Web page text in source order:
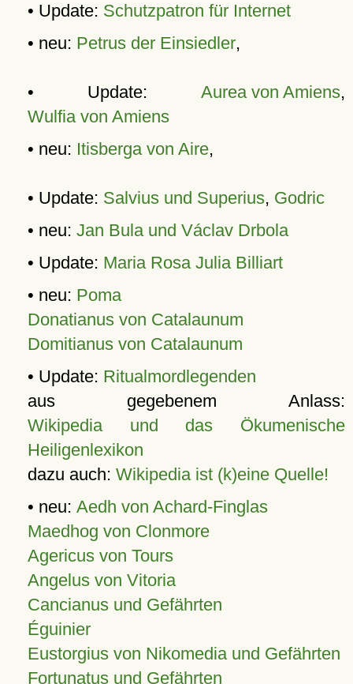
• Update: Schutzpatron für Internet
• neu: Petrus der Einsiedler,
• Update: Aurea von Amiens,
Wulfia von Amiens
• neu: Itisberga von Aire,
• Update: Salvius und Superius, Godric
• neu: Jan Bula und Václav Drbola
• Update: Maria Rosa Julia Billiart
• neu: Poma
Donatianus von Catalaunum
Domitianus von Catalaunum
• Update: Ritualmordlegenden
aus gegebenem Anlass:
Wikipedia und das Ökumenische
Heiligenlexikon
dazu auch: Wikipedia ist (k)eine Quelle!
• neu: Aedh von Achard-Finglas
Maedhog von Clonmore
Agericus von Tours
Angelus von Vitoria
Cancianus und Gefährten
Éguinier
Eustorgius von Nikomedia und Gefährten
Fortunatus und Gefährten